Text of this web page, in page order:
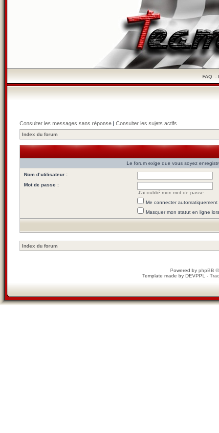
FAQ-
Consulter les messages sans réponse | Consulter les sujets actifs
Index du forum
Le forum exige que vous soyez
Nom d’utilisateur :
Mot de passe :
J’ai oublié mon mot de passe
Me connecter
Masquer mon statut en ligne
Index du forum
Powered by phpBB
Template made by DEVPPL -